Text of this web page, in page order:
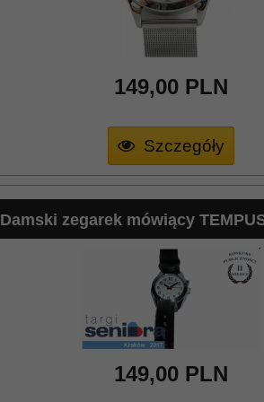
149,00PLN
Szczegóły
Damski zegarek mówiący
149,00PLN